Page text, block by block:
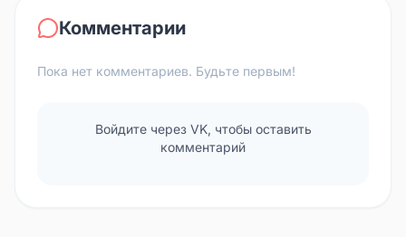
Комментарии
Пока нет комментариев. Будьте первым!
Войдите через VK, чтобы оставить
комментарий